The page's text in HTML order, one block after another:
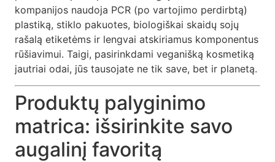
kompanijos naudoja PCR (po vartojimo perdirbtą)
plastiką, stiklo pakuotes, biologiškai skaidų sojų
rašalą etiketėms ir lengvai atskiriamus komponentus
rūšiavimui. Taigi, pasirinkdami veganišką kosmetiką
jautriai odai, jūs tausojate ne tik save, bet ir planetą.
Produktų palyginimo
matrica: išsirinkite savo
augalinį favoritą